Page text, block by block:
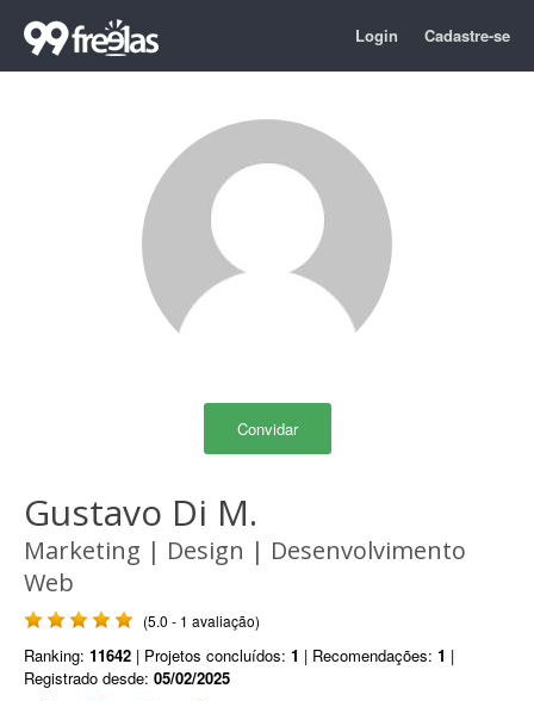
Login Cadastre-se
Convidar
Gustavo Di M.
Marketing | Design | Desenvolvimento
Web
(5.0 - 1 avaliação)
Ranking: 11642 | Projetos concluídos: 1 | Recomendações: 1 |
Registrado desde: 05/02/2025